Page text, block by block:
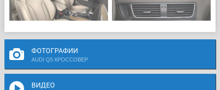
ФОТОГРАФИИ
AUDI Q5 КРОССОВЕР
ВИДЕО